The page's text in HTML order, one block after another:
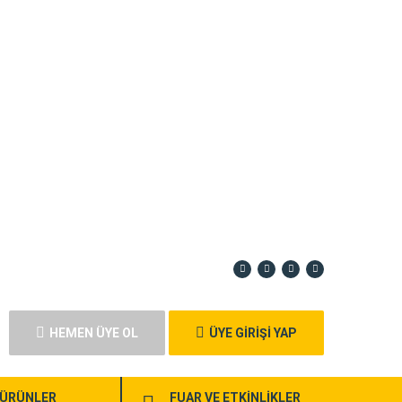
HEMEN ÜYE OL ÜYE GİRİŞİ YAP
ÜRÜNLER FUAR VE ETKİNLİKLER